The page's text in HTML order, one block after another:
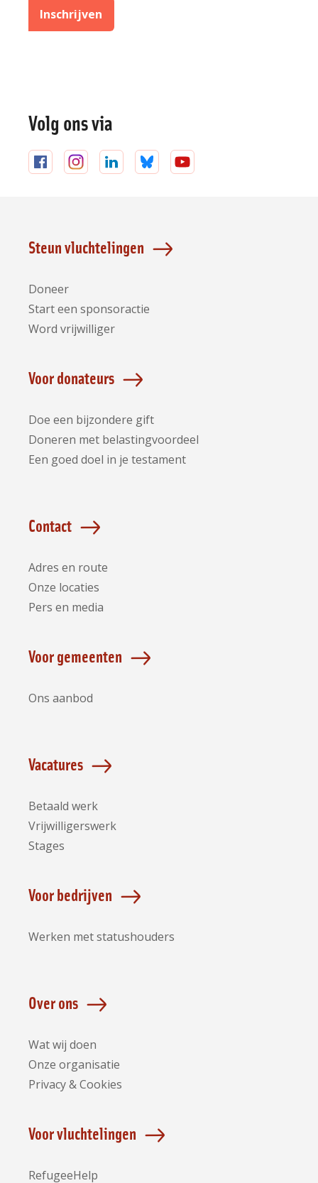
mailadres
Inschrijven
Volg ons via
Volg
Volg
Volg
Volg
Volg
Steun vluchtelingen
Doneer
Start een sponsoractie
Word vrijwilliger
Voor donateurs
Doe een bijzondere gift
Doneren met belastingvoordeel
Een goed doel in je testament
Contact
Adres en route
Onze locaties
Pers en media
Voor gemeenten
Ons aanbod
Vacatures
Betaald werk
Vrijwilligerswerk
Stages
Voor bedrijven
Werken met statushouders
Over ons
Wat wij doen
Onze organisatie
Privacy & Cookies
Voor vluchtelingen
RefugeeHelp